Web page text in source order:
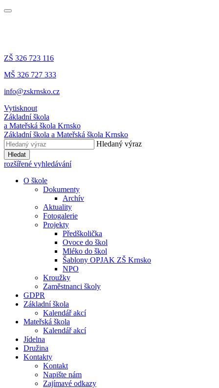
ZŠ 326 723 116
MŠ 326 727 333
info@zskrnsko.cz
Vytisknout
Základní škola
a Mateřská škola Krnsko
Základní škola a Mateřská škola Krnsko
Hledaný výraz
Hledat
rozšířené vyhledávání
O škole
Dokumenty
Archív
Aktuality
Fotogalerie
Projekty
Předškolička
Ovoce do škol
Mléko do škol
Šablony OPJAK ZŠ Krnsko
NPO
Kroužky
Zaměstnanci školy
GDPR
Základní škola
Kalendář akcí
Mateřská škola
Kalendář akcí
Jídelna
Družina
Kontakty
Kontakt
Napište nám
Zajímavé odkazy